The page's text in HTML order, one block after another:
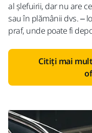
al șlefuirii, dar nu are
sau în plămânii dvs. –
praf, unde poate fi
Citiți mai